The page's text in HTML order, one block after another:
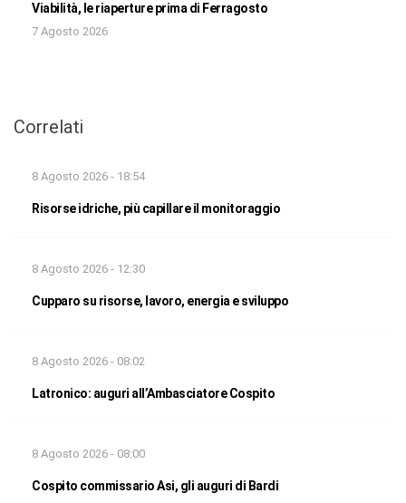
Viabilità, le riaperture prima di Ferragosto
7 Agosto 2026
Correlati
8 Agosto 2026 - 18:54
Risorse idriche, più capillare il monitoraggio
8 Agosto 2026 - 12:30
Cupparo su risorse, lavoro, energia e sviluppo
8 Agosto 2026 - 08:02
Latronico: auguri all’Ambasciatore Cospito
8 Agosto 2026 - 08:00
Cospito commissario Asi, gli auguri di Bardi